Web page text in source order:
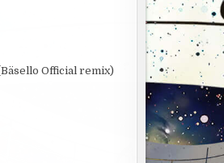
Official remix)